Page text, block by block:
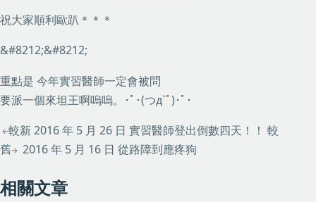
祝大家順利歐趴＊＊＊
&#8212;&#8212;
重點是 今年實習醫師一定會被問
要派一個來坦王啊嗚嗚。･ﾟ･(つд`ﾟ)･ﾟ･
較新2016 年 5 月 26 日 實習醫師登出倒數四天！！ 較
舊
2016 年 5 月 16 日 從路障到應疼狗
相關文章